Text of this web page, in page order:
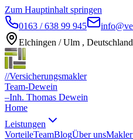
Zum Hauptinhalt springen
0163 / 638 99 945
Elchingen / Ulm , Deutschland
//Versicherungsmakler
Team-Dewein
–Inh. Thomas Dewein
Home
Leistungen
VorteileTeamBlogÜber uns